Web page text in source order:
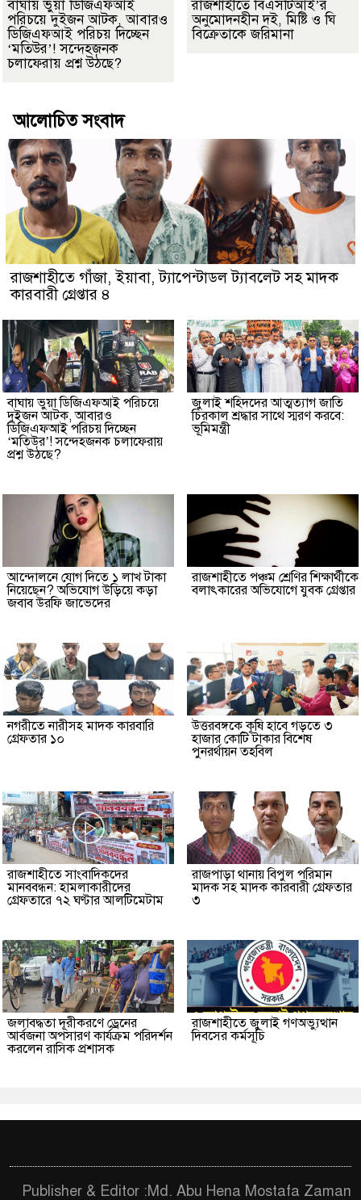
বাঘায় ভুয়া ডিজিএফআই
পরিচয়ে দুইজন আটক, আবারও
ডিজিএফআই পরিচয় দিচ্ছেন
‘মতিউর’! সন্দেহজনক
চলাফেরায় প্রশ্ন উঠছে?
রাজশাহীতে বিএসটিআই’র
অনুমোদনহীন দই, মিষ্টি ও ঘি
বিক্রেতাকে জরিমানা
আলোচিত সংবাদ
রাজশাহীতে গাঁজা, ইয়াবা, ট্যাপেন্টাডল ট্যাবলেট সহ মাদক
কারবারী গ্রেপ্তার ৪
বাঘায় ভুয়া ডিজিএফআই পরিচয়ে
দুইজন আটক, আবারও
ডিজিএফআই পরিচয় দিচ্ছেন
‘মতিউর’! সন্দেহজনক চলাফেরায়
প্রশ্ন উঠছে?
জুলাই শহিদদের আত্মত্যাগ জাতি
চিরকাল শ্রদ্ধার সাথে স্মরণ করবে:
ভূমিমন্ত্রী
আন্দোলনে যোগ দিতে ১ লাখ টাকা
নিয়েছেন? অভিযোগ উড়িয়ে কড়া
জবাব উরফি জাভেদের
রাজশাহীতে পঞ্চম শ্রেণির শিক্ষার্থীকে
বলাৎকারের অভিযোগে যুবক গ্রেপ্তার
নগরীতে নারীসহ মাদক কারবারি
গ্রেফতার ১০
উত্তরবঙ্গকে কৃষি হাবে গড়তে ৩
হাজার কোটি টাকার বিশেষ
পুনরর্থায়ন তহবিল
রাজশাহীতে সাংবাদিকদের
মানববন্ধন: হামলাকারীদের
গ্রেফতারে ৭২ ঘণ্টার আলটিমেটাম
রাজপাড়া থানায় বিপুল পরিমান
মাদক সহ মাদক কারবারী গ্রেফতার
৩
জলাবদ্ধতা দূরীকরণে ড্রেনের
আর্বজনা অপসারণ কার্যক্রম পরিদর্শন
করলেন রাসিক প্রশাসক
রাজশাহীতে জুলাই গণঅভ্যুত্থান
দিবসের কর্মসূচি
Publisher & Editor :Md. Abu Hena Mostafa Zaman